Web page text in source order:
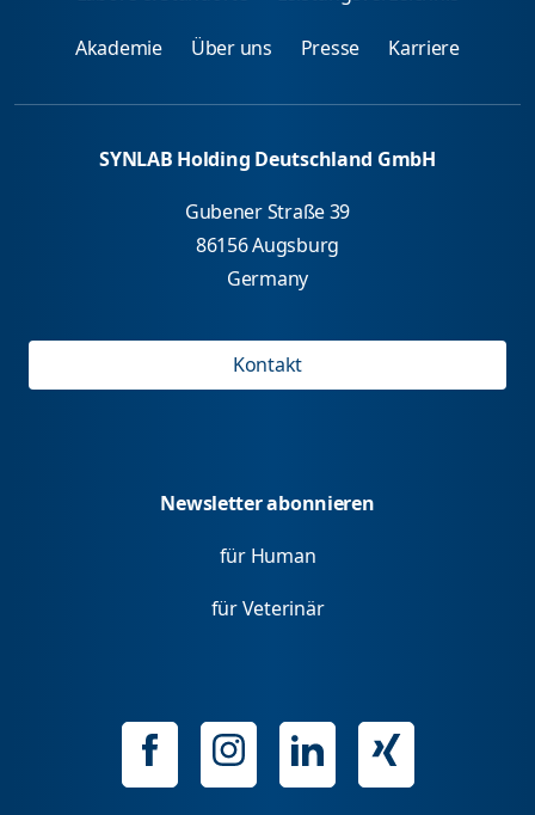
Akademie Über uns Presse Karriere
SYNLAB Holding Deutschland GmbH
Gubener Straße 39
86156 Augsburg
Germany
Kontakt
Newsletter abonnieren
für Human
für Veterinär